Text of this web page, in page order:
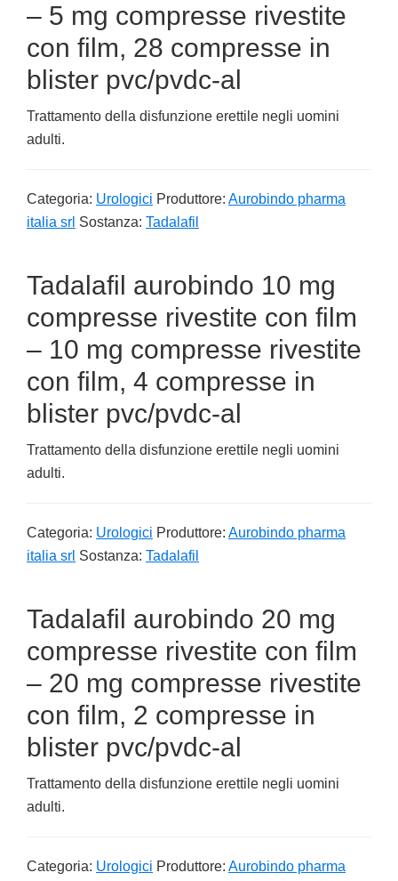
– 5 mg compresse rivestite
con film, 28 compresse in
blister pvc/pvdc-al
Trattamento della disfunzione erettile negli uomini
adulti.
Categoria: Urologici Produttore: Aurobindo pharma
italia srl Sostanza: Tadalafil
Tadalafil aurobindo 10 mg
compresse rivestite con film
– 10 mg compresse rivestite
con film, 4 compresse in
blister pvc/pvdc-al
Trattamento della disfunzione erettile negli uomini
adulti.
Categoria: Urologici Produttore: Aurobindo pharma
italia srl Sostanza: Tadalafil
Tadalafil aurobindo 20 mg
compresse rivestite con film
– 20 mg compresse rivestite
con film, 2 compresse in
blister pvc/pvdc-al
Trattamento della disfunzione erettile negli uomini
adulti.
Categoria: Urologici Produttore: Aurobindo pharma